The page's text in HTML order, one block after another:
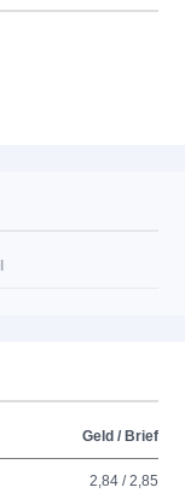
Geld / Brief
2,84 / 2,85